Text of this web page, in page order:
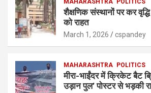
MAHARASHTRA POLITICS
शैक्षणिक संस्थानों पर कर
को राहत
March 1, 2026 cspandey
MAHARASHTRA POLITICS
मीरा-भाईंदर में क्रिकेट बैट
उड़ान पुल’ पोस्टर से भड़की